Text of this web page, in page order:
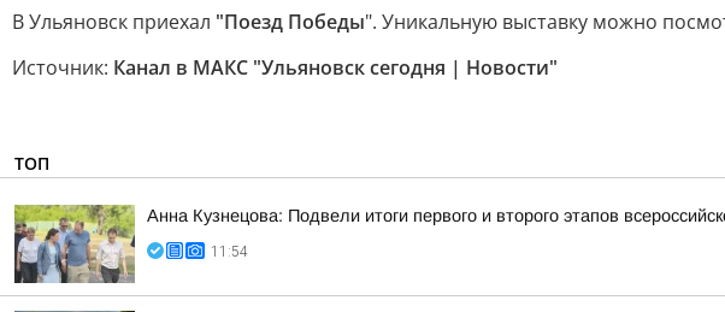
В Ульяновск приехал "Поезд Победы". Уникальную выставку можно
Источник: Канал в МАКС "Ульяновск сегодня | Новости"
ТОП
Анна Кузнецова: Подвели итоги первого и второго этапов
11:54